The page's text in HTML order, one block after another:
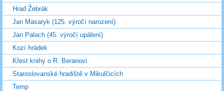
Hrad Žebrák
Jan Masaryk (125. výročí narození)
Jan Palach (45. výročí upálení)
Kozí hrádek
Křest knihy o R. Beranovi
Staroslovanské hradiště v Mikulčicích
Temp